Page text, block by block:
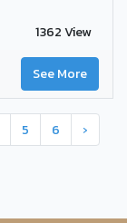
1362 View
See More
5 6 ›